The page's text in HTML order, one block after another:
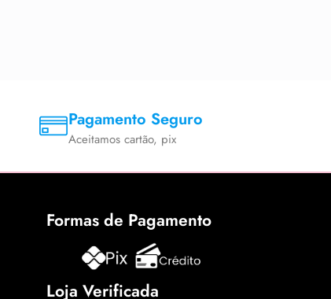
Pagamento Seguro
Aceitamos cartão, pix
Formas de Pagamento
Loja Verificada